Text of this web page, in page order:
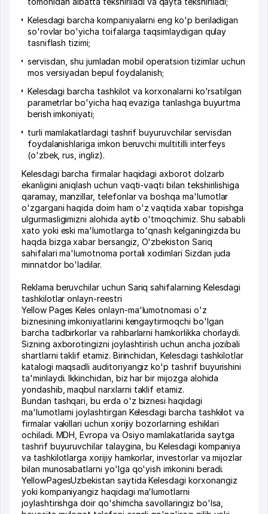
Kelesdagi barcha kompaniyalarni eng ko'p beriladigan
so'rovlar bo'yicha toifalarga taqsimlaydigan qulay
tasniflash tizimi;
servisdan, shu jumladan mobil operatsion tizimlar uchun
mos versiyadan bepul foydalanish;
Kelesdagi barcha tashkilot va korxonalarni ko'rsatilgan
parametrlar bo'yicha haq evaziga tanlashga buyurtma
berish imkoniyati;
turli mamlakatlardagi tashrif buyuruvchilar servisdan
foydalanishlariga imkon beruvchi multitilli interfeys
(o'zbek, rus, ingliz).
Kelesdagi barcha firmalar haqidagi axborot dolzarb
ekanligini aniqlash uchun vaqti-vaqti bilan tekshirilishiga
qaramay, manzillar, telefonlar va boshqa ma'lumotlar
o'zgargani haqida doim ham o'z vaqtida xabar topishga
ulgurmasligimizni alohida aytib o'tmoqchimiz. Shu sababli
xato yoki eski ma'lumotlarga to'qnash kelganingizda bu
haqda bizga xabar bersangiz, O'zbekiston Sariq
sahifalari ma'lumotnoma portali xodimlari Sizdan juda
minnatdor bo'ladilar.
Reklama beruvchilar uchun Sariq sahifalarning Kelesdagi
tashkilotlar onlayn-reestri
Yellow Pages Keles onlayn-ma'lumotnomasi o'z
biznesining imkoniyatlarini kengaytirmoqchi bo'lgan
barcha tadbirkorlar va rahbarlarni hamkorlikka chorlaydi.
Sizning axborotingizni joylashtirish uchun ancha jozibali
shartlarni taklif etamiz. Birinchidan, Kelesdagi tashkilotlar
katalogi maqsadli auditoriyangiz ko'p tashrif buyurishini
ta'minlaydi. Ikkinchidan, biz har bir mijozga alohida
yondashib, maqbul narxlarni taklif etamiz.
Bundan tashqari, bu erda o'z biznesi haqidagi
ma'lumotlarni joylashtirgan Kelesdagi barcha tashkilot va
firmalar vakillari uchun xorijiy bozorlarning eshiklari
ochiladi. MDH, Evropa va Osiyo mamlakatlarida saytga
tashrif buyuruvchilar talaygina, bu Kelesdagi kompaniya
va tashkilotlarga xorijiy hamkorlar, investorlar va mijozlar
bilan munosabatlarni yo'lga qo'yish imkonini beradi.
YellowPagesUzbekistan saytida Kelesdagi korxonangiz
yoki kompaniyangiz haqidagi ma'lumotlarni
joylashtirishga doir qo'shimcha savollaringiz bo'lsa,